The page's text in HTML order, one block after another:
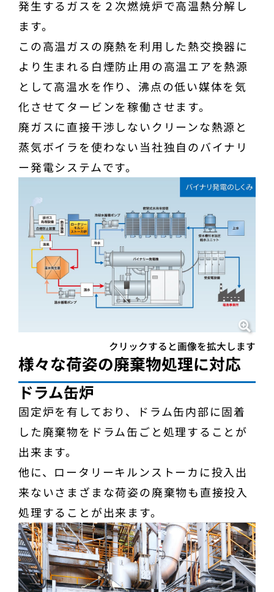
発生するガスを２次燃焼炉で高温熱分解し
ます。
この高温ガスの廃熱を利用した熱交換器に
より生まれる白煙防止用の高温エアを熱源
として高温水を作り、沸点の低い媒体を気
化させてタービンを稼働させます。
廃ガスに直接干渉しないクリーンな熱源と
蒸気ボイラを使わない当社独自のバイナリ
ー発電システムです。
クリックすると画像を拡大します
様々な荷姿の廃棄物処理に対応
ドラム缶炉
固定炉を有しており、ドラム缶内部に固着
した廃棄物をドラム缶ごと処理することが
出来ます。
他に、ロータリーキルンストーカに投入出
来ないさまざまな荷姿の廃棄物も直接投入
処理することが出来ます。